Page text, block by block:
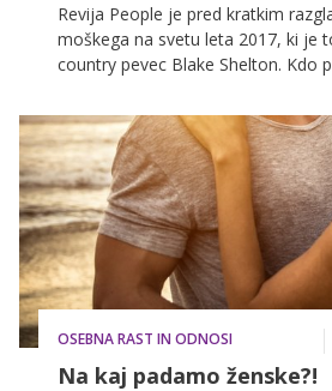
Revija People je pred kratkim
moškega na svetu leta 2017, ki je
country pevec Blake Shelton. Kdo
izberemo najbolj seksi znane
leta!
OSEBNA RAST IN ODNOSI
Na kaj padamo ženske?!